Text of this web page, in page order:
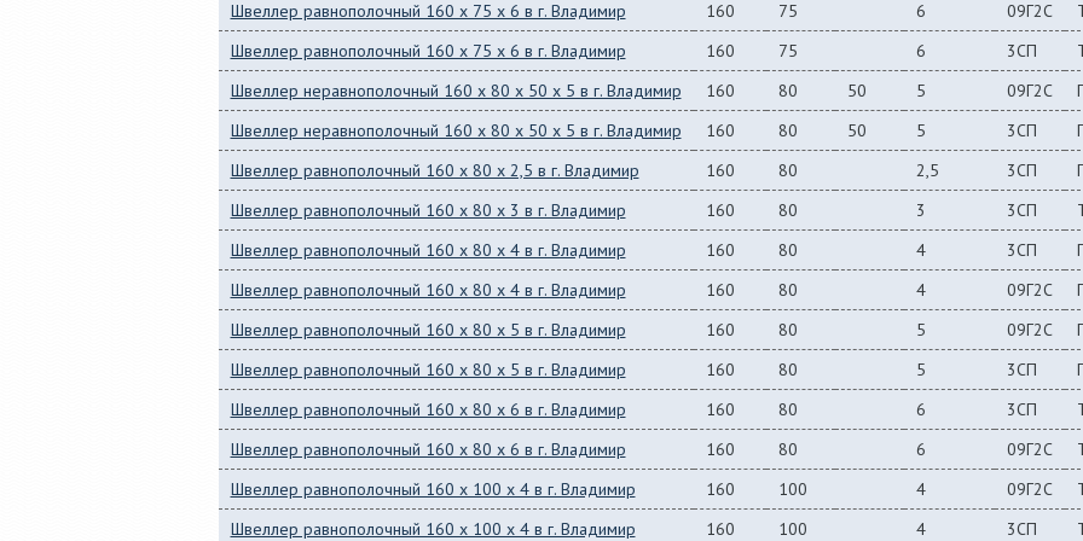
Швеллер равнополочный 160 x 75 x 6 в г. Владимир 160 75 6 09Г2С
Швеллер равнополочный 160 x 75 x 6 в г. Владимир
160 75 6 3СП
Швеллер неравнополочный 160 x 80 x 50 x 5 в г. Владимир
160 80 50 5 09Г2С
Швеллер неравнополочный 160 x 80 x 50 x 5 в г. Владимир
160 80 50 5 3СП
Швеллер равнополочный 160 x 80 x 2,5 в г. Владимир
160 80 2,5 3СП
Швеллер равнополочный 160 x 80 x 3 в г. Владимир
160 80 3 3СП
Швеллер равнополочный 160 x 80 x 4 в г. Владимир
160 80 4 3СП
Швеллер равнополочный 160 x 80 x 4 в г. Владимир
160 80 4 09Г2С
Швеллер равнополочный 160 x 80 x 5 в г. Владимир
160 80 5 09Г2С
Швеллер равнополочный 160 x 80 x 5 в г. Владимир
160 80 5 3СП
Швеллер равнополочный 160 x 80 x 6 в г. Владимир
160 80 6 3СП
Швеллер равнополочный 160 x 80 x 6 в г. Владимир
160 80 6 09Г2С
Швеллер равнополочный 160 x 100 x 4 в г. Владимир
160 100 4 09Г2С
Швеллер равнополочный 160 x 100 x 4 в г. Владимир
160 100 4 3СП